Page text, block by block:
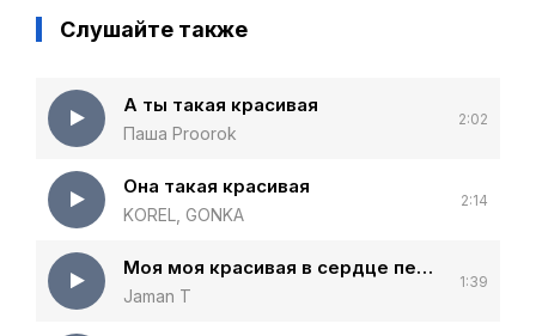
Слушайте также
А ты такая красивая
Паша Proorok
2:02
Она такая красивая
KOREL, GONKA
2:14
Моя моя красивая в сердце первая
Jaman T
1:39